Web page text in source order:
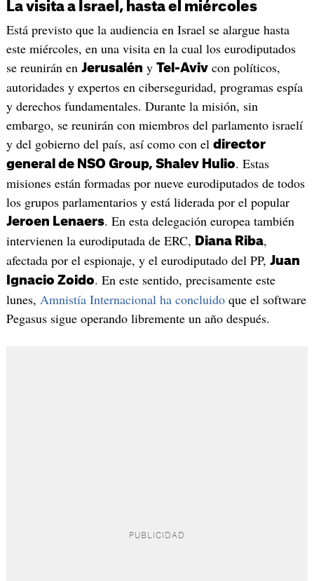
La visita a Israel, hasta el miércoles
Está previsto que la audiencia en Israel se alargue hasta
este miércoles, en una visita en la cual los eurodiputados
se reunirán en Jerusalén y Tel-Avivcon políticos,
autoridades y expertos en ciberseguridad, programas espía
y derechos fundamentales. Durante la misión, sin
embargo, se reunirán con miembros del parlamento israelí
y del gobierno del país, así como con el director
general de NSO Group, Shalev Hulio. Estas
misiones están formadas por nueve eurodiputados de todos
los grupos parlamentarios y está liderada por el popular
Jeroen Lenaers. En esta delegación europea también
intervienen la eurodiputada de ERC,
Diana Riba,
afectada por el espionaje, y el eurodiputado del PP, Juan
Ignacio Zoido. En este sentido, precisamente este
lunes, Amnistía Internacional ha concluidoque el software
Pegasus sigue operando libremente un año después.